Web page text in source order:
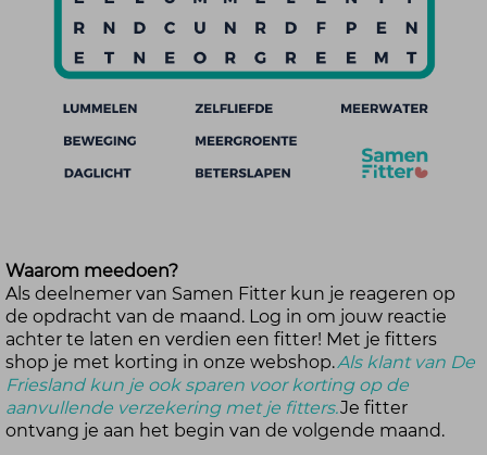
Waarom meedoen?
Als deelnemer van Samen Fitter kun je reageren op
de opdracht van de maand. Log in om jouw reactie
achter te laten en verdien een fitter! Met je fitters
shop je met korting in onze webshop.Als klant van De
Friesland kun je ook sparen voor korting op de
aanvullende verzekering met je fitters.Je fitter
ontvang je aan het begin van de volgende maand.